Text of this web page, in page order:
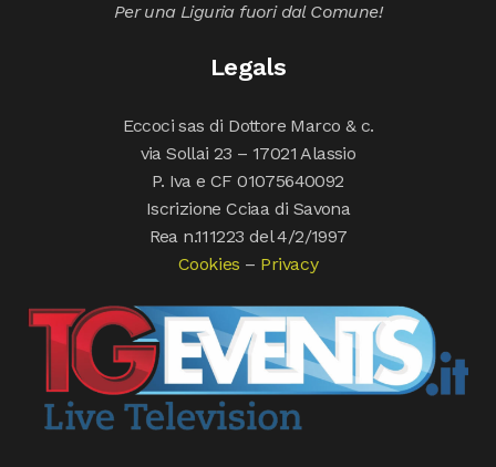
Per una Liguria fuori dal Comune!
Legals
Eccoci sas di Dottore Marco & c.
via Sollai 23 – 17021 Alassio
P. Iva e CF 01075640092
Iscrizione Cciaa di Savona
Rea n.111223 del 4/2/1997
Cookies – Privacy